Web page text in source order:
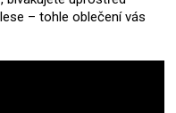
– tohle oblečení vás